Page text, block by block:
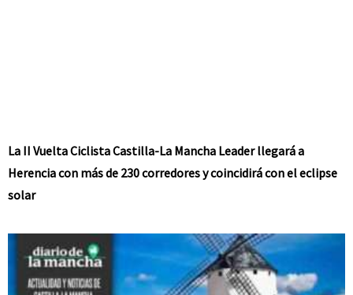
La II Vuelta Ciclista Castilla-La Mancha Leader llegará a
Herencia con más de 230 corredores y coincidirá con el eclipse
solar